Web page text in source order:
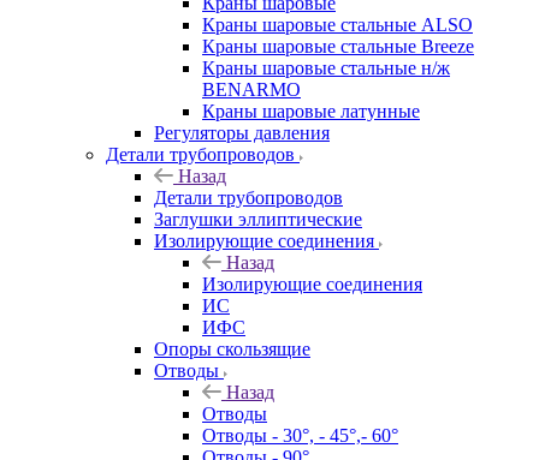
Краны шаровые стальные ALSO
Краны шаровые стальные Breeze
Краны шаровые стальные н/ж
BENARMO
Краны шаровые латунные
Регуляторы давления
Детали трубопроводов
Назад
Детали трубопроводов
Заглушки эллиптические
Изолирующие соединения
Назад
Изолирующие соединения
ИС
ИФС
Опоры скользящие
Отводы
Назад
Отводы
Отводы - 30°, - 45°,- 60°